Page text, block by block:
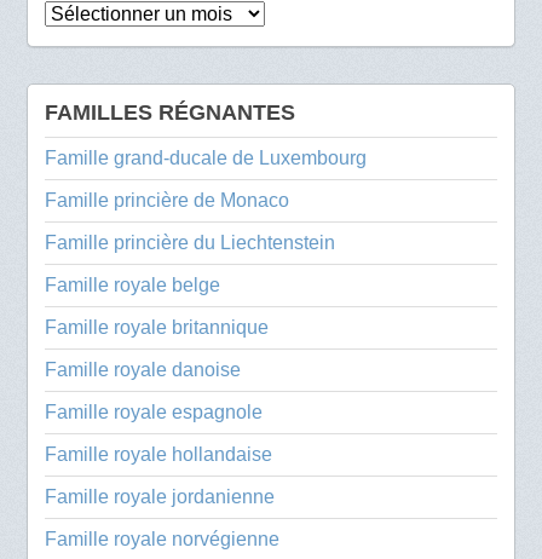
Archives
FAMILLES RÉGNANTES
Famille grand-ducale de Luxembourg
Famille princière de Monaco
Famille princière du Liechtenstein
Famille royale belge
Famille royale britannique
Famille royale danoise
Famille royale espagnole
Famille royale hollandaise
Famille royale jordanienne
Famille royale norvégienne